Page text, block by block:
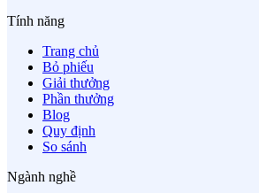
Tính năng
Trang chủ
Bỏ phiếu
Giải thưởng
Phần thưởng
Blog
Quy định
So sánh
Ngành nghề